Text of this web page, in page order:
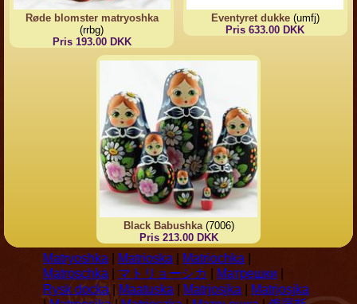
Røde blomster matryoshka
(rrbg)
Pris 193.00 DKK
Eventyret dukke(umfj)
Pris 633.00 DKK
Black Babushka(7006)
Pris 213.00 DKK
Matryoshka Matrioska Matriochka
Matroschka
マトリョーシカ Матрешки
Rysk docka
Maatuska Matrjosjka
Matrjosjka